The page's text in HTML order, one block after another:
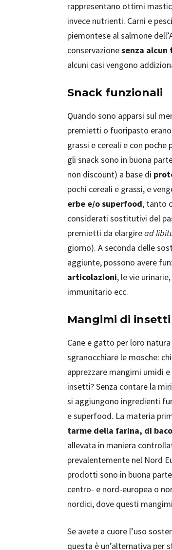
rappresentano ottimi
invece nutrienti. Carni e
piemontese al salmone
conservazionesenza alcun
alcuni casi vengono
Snack funzionali
Quando sono apparsi sul
premietti o fuoripasto
grassi e cereali e con poche
gli snack sono in buona
non discount) a base di
pochi cereali e grassi, e
erbe e/o superfood, tanto
considerati sostitutivi del
premietti da elargiread
giorno). A seconda delle
aggiunte, possono avere
articolazioni, le vie
immunitario ecc.
Mangimi di
Cane e gatto per loro
sgranocchiare le mosche:
apprezzare mangimi umidi
insetti? Senza contare la
si aggiungono ingredienti
e superfood. La materia
tarme della farina, di
allevata in maniera
prevalentemente nel Nord
prodotti sono in buona
centro- e nord-europea o
nordici, dove questi
Se avete a cuore l’uso
questa è un’alternativa per